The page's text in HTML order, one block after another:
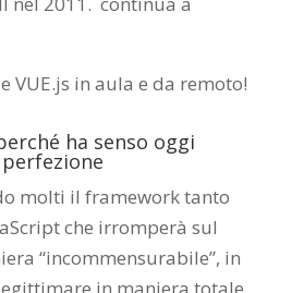
e VUE.js in aula e da remoto!
ha senso oggi
molti il framework tanto
che irromperà sul
“incommensurabile”, in